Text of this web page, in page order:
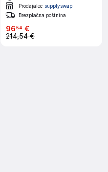
Prodajalec supplyswap
Brezplačna poštnina
9654 €
214,54 €